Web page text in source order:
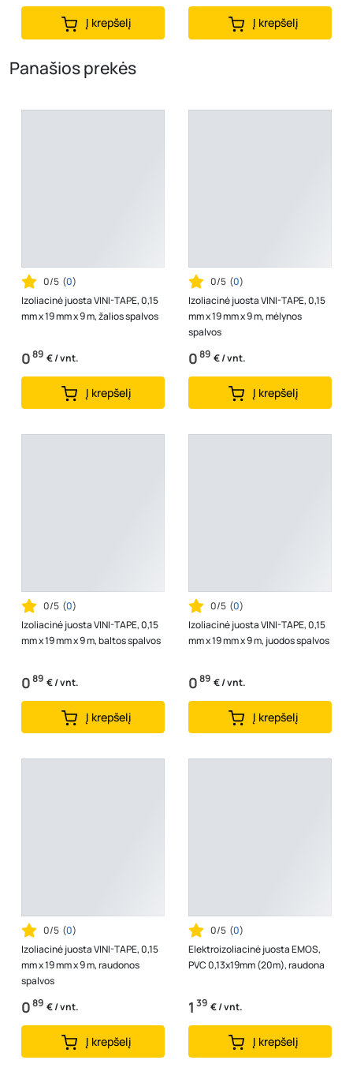
Į krepšelį Į krepšelį
Panašios prekės
0/5 (0)
Izoliacinė juosta VINI-TAPE, 0,15
mm x 19 mm x 9 m, žalios spalvos
089 € / vnt.
Į krepšelį
0/5 (0)
Izoliacinė juosta VINI-TAPE, 0,15
mm x 19 mm x 9 m, mėlynos
spalvos
089 € / vnt.
Į krepšelį
0/5 (0)
Izoliacinė juosta VINI-TAPE, 0,15
mm x 19 mm x 9 m, baltos spalvos
089 € / vnt.
Į krepšelį
0/5 (0)
Izoliacinė juosta VINI-TAPE, 0,15
mm x 19 mm x 9 m, juodos spalvos
089 € / vnt.
Į krepšelį
0/5 (0)
Izoliacinė juosta VINI-TAPE, 0,15
mm x 19 mm x 9 m, raudonos
spalvos
089 € / vnt.
Į krepšelį
0/5 (0)
Elektroizoliacinė juosta EMOS,
PVC 0,13x19mm (20m), raudona
1 39 € / vnt.
Į krepšelį